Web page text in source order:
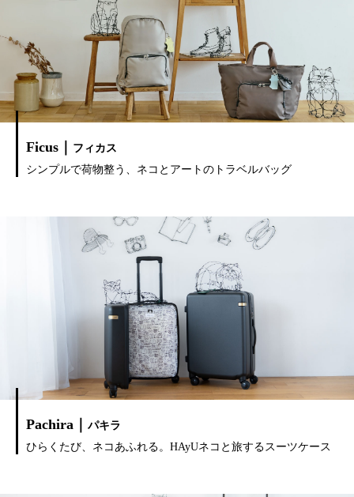
Ficus｜
フィカス
シンプルで荷物整う、ネコとアートのトラベルバッグ
Pachira｜
パキラ
ひらくたび、ネコあふれる。HAyUネコと旅するスーツケース